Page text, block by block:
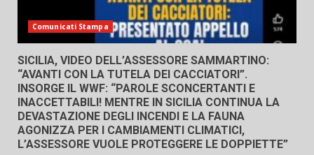
Comunicati Stampa
SICILIA, VIDEO DELL’ASSESSORE SAMMARTINO:
“AVANTI CON LA TUTELA DEI CACCIATORI”.
INSORGE IL WWF: “PAROLE SCONCERTANTI E
INACCETTABILI! MENTRE IN SICILIA CONTINUA LA
DEVASTAZIONE DEGLI INCENDI E LA FAUNA
AGONIZZA PER I CAMBIAMENTI CLIMATICI,
L’ASSESSORE VUOLE PROTEGGERE LE DOPPIETTE”